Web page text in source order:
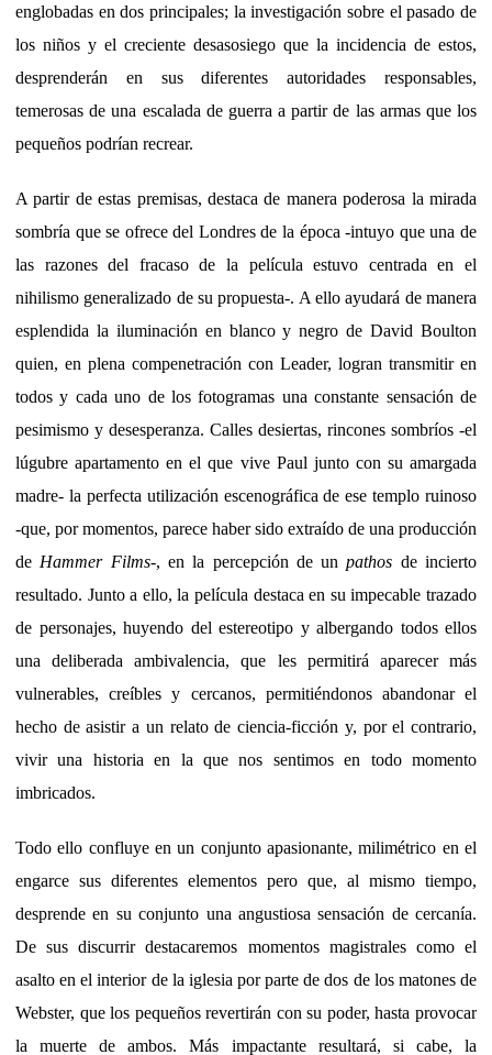
englobadas en dos principales; la investigación sobre el pasado de
los niños y el creciente desasosiego que la incidencia de estos,
desprenderán en sus diferentes autoridades responsables,
temerosas de una escalada de guerra a partir de las armas que los
pequeños podrían recrear.
A partir de estas premisas, destaca de manera poderosa la mirada
sombría que se ofrece del Londres de la época -intuyo que una de
las razones del fracaso de la película estuvo centrada en el
nihilismo generalizado de su propuesta-. A ello ayudará de manera
esplendida la iluminación en blanco y negro de David Boulton
quien, en plena compenetración con Leader, logran transmitir en
todos y cada uno de los fotogramas una constante sensación de
pesimismo y desesperanza. Calles desiertas, rincones sombríos -el
lúgubre apartamento en el que vive Paul junto con su amargada
madre- la perfecta utilización escenográfica de ese templo ruinoso
-que, por momentos, parece haber sido extraído de una producción
de Hammer Films-, en la percepción de unpathos de incierto
resultado. Junto a ello, la película destaca en su impecable trazado
de personajes, huyendo del estereotipo y albergando todos ellos
una deliberada ambivalencia, que les permitirá aparecer más
vulnerables, creíbles y cercanos, permitiéndonos abandonar el
hecho de asistir a un relato de ciencia-ficción y, por el contrario,
vivir una historia en la que nos sentimos en todo momento
imbricados.
Todo ello confluye en un conjunto apasionante, milimétrico en el
engarce sus diferentes elementos pero que, al mismo tiempo,
desprende en su conjunto una angustiosa sensación de cercanía.
De sus discurrir destacaremos momentos magistrales como el
asalto en el interior de la iglesia por parte de dos de los matones de
Webster, que los pequeños revertirán con su poder, hasta provocar
la muerte de ambos. Más impactante resultará, si cabe, la